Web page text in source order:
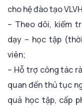
cho hệ đào tạo
– Theo dõi, kiểm
dạy – học tập
viên;
– Hỗ trợ công tác
quan đến thủ tục
quả học tập, cấp